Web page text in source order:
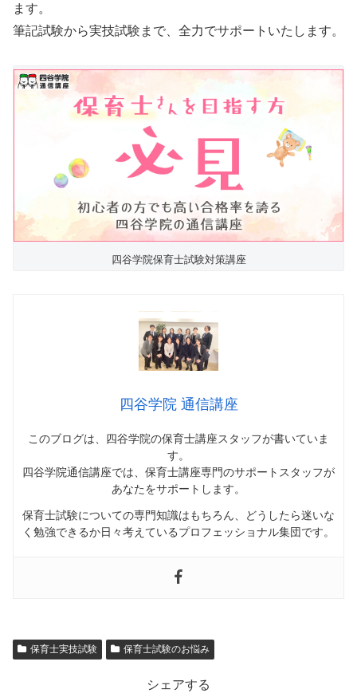
ます。
筆記試験から実技試験まで、全力でサポートいたします。
四谷学院保育士試験対策講座
四谷学院 通信講座
このブログは、四谷学院の保育士講座スタッフが書いていま
す。
四谷学院通信講座では、 保育士講座専門のサポートスタッフが
あなたをサポートします。
保育士試験についての専門知識はもちろん、どうしたら迷いな
く勉強できるか日々考えているプロフェッショナル集団です。
保育士実技試験 保育士試験のお悩み
シェアする